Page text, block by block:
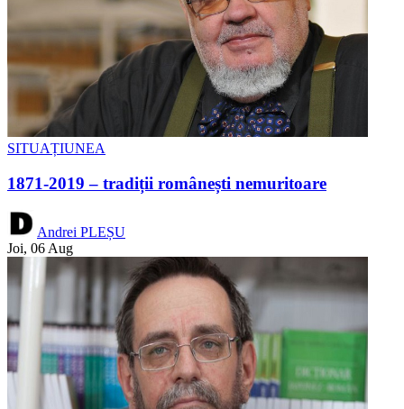
SITUAȚIUNEA
1871-2019 – tradiții românești nemuritoare
Andrei PLEȘU
Joi, 06 Aug